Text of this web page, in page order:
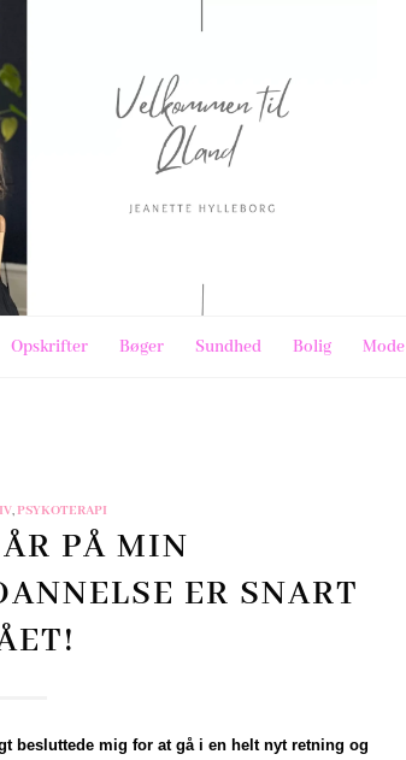
Opskrifter Bøger Sundhed Bolig Mode
, PSYKOTERAPI
PÅ MIN
ER SNART
besluttede mig for at gå i en helt nyt retning og